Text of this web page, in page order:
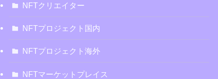
NFTクリエイター
NFTプロジェクト国内
NFTプロジェクト海外
NFTマーケットプレイス